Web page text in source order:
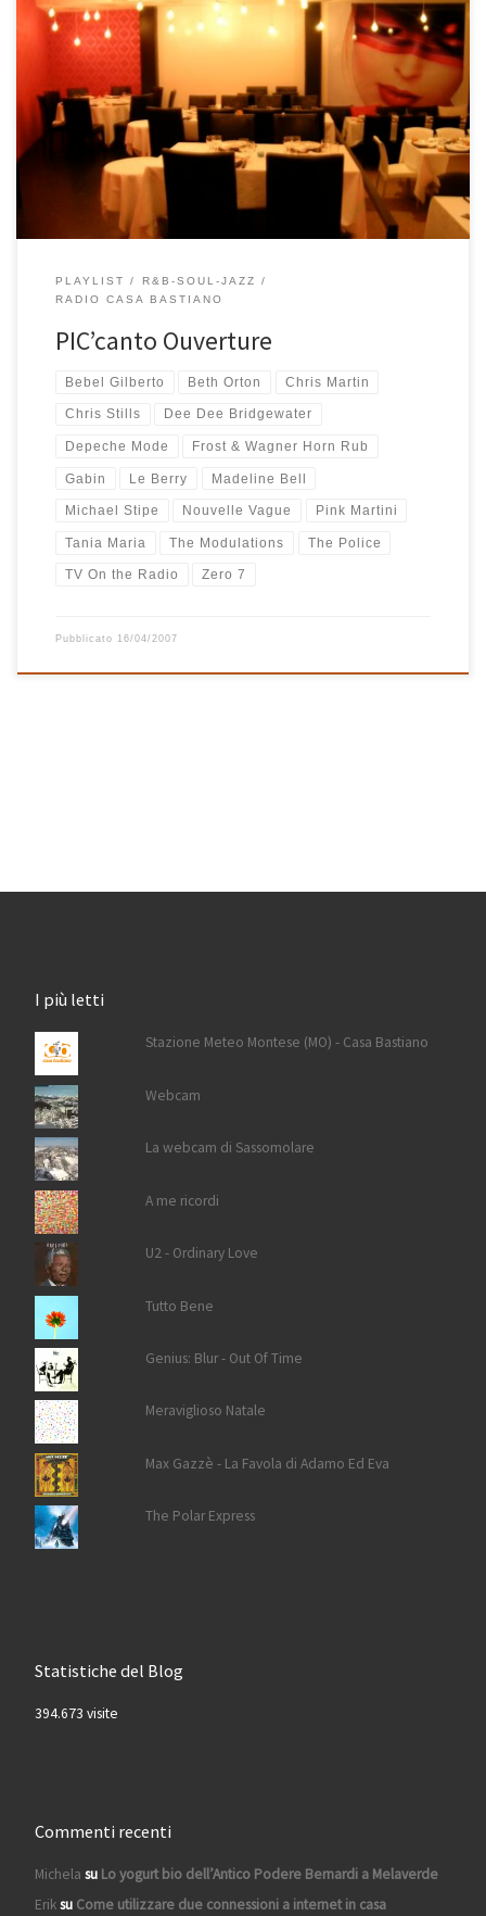
Playlist composta da Ugo in occasione dell’inaugurazione del
ristorante PIC’canto. Per chi non lo conosce ancora e non c’è mai
stato, il PIC’canto è situato all’interno della discoteca La Buca a
Montese… si mangia (bene!), si accompagna la cena con un buon
vino, si ascolta un po’ di musica dal […]
PLAYLIST
R&B-SOUL-JAZZ
RADIO CASA BASTIANO
PIC’canto Ouverture
Bebel Gilberto Beth Orton Chris Martin
Chris Stills Dee Dee Bridgewater
Depeche Mode Frost & Wagner Horn Rub
Gabin Le Berry Madeline Bell
Michael Stipe Nouvelle Vague Pink Martini
Tania Maria The Modulations The Police
TV On the Radio Zero 7
Pubblicato 16/04/2007
I più letti
Stazione Meteo Montese (MO) - Casa Bastiano
Webcam
La webcam di Sassomolare
A me ricordi
U2 - Ordinary Love
Tutto Bene
Genius: Blur - Out Of Time
Meraviglioso Natale
Max Gazzè - La Favola di Adamo Ed Eva
The Polar Express
Statistiche del Blog
394.673 visite
Commenti recenti
Michela su Lo yogurt bio dell’Antico Podere Bernardi a Melaverde
Eriksu Come utilizzare due connessioni a internet in casa